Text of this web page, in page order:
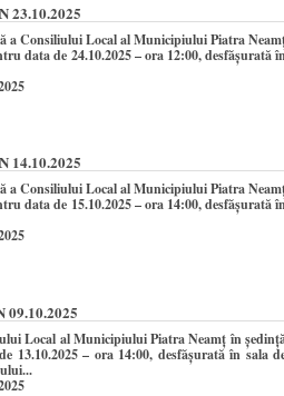
23.10.2025
a Consiliului Local al Municipiului Piatra
data de 24.10.2025 – ora 12:00, desfășurată
14.10.2025
a Consiliului Local al Municipiului Piatra
data de 15.10.2025 – ora 14:00, desfășurată
09.10.2025
Local al Municipiului Piatra Neamţ în
13.10.2025 – ora 14:00, desfășurată în sala